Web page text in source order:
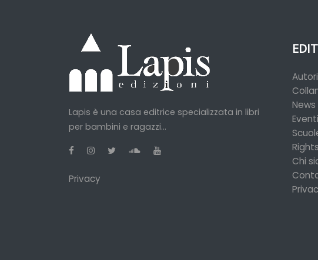
Lapis è una casa editrice specializzata in libri
per bambini e ragazzi...
Privacy
Autori
News
Eventi
Rights
Chi